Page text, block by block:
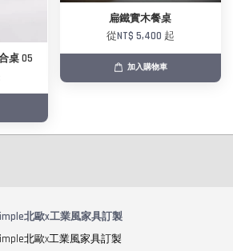
桌 05
扁鐵實木餐桌
從NT$ 5,400 起
加入購物車
北歐x工業風家具訂製
北歐x工業風家具訂製